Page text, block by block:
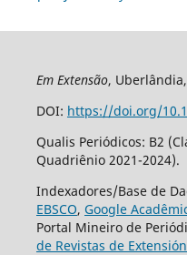
Em Extensão,
DOI: https://doi.org/
Qualis Periódicos: B2
Quadriênio 2021-2024).
Indexadores/Base de
EBSCO, Google
Portal Mineiro de
de Revistas de